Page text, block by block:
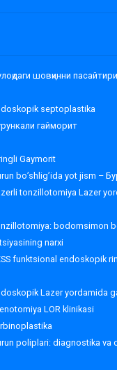
шовқинни
septoplastika
гайморит
Gaymorit
bo’shlig’ida yot jism –
tonzillotomiya Lazer
bodomsimon
narxi
funktsional endoskopik
Lazer yordamida
LOR klinikasi
poliplari: diagnostika va